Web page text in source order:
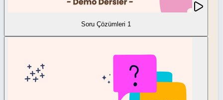
Soru Çözümleri 1